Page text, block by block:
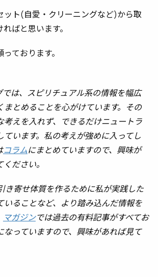
ット(自愛・クリーニングなど)から取
ばと思います。
ております。
では、スピリチュアル系の情報を幅広
まとめることを心がけています。その
考えを入れず、できるだけニュートラ
ています。私の考えが強めに入ってし
コラムにまとめていますので、興味が
ださい。
き寄せ体質を作るために私が実践した
いることなど、より踏み込んだ情報を
マガジンでは過去の有料記事がすべてお
なっていますので、興味があれば見て